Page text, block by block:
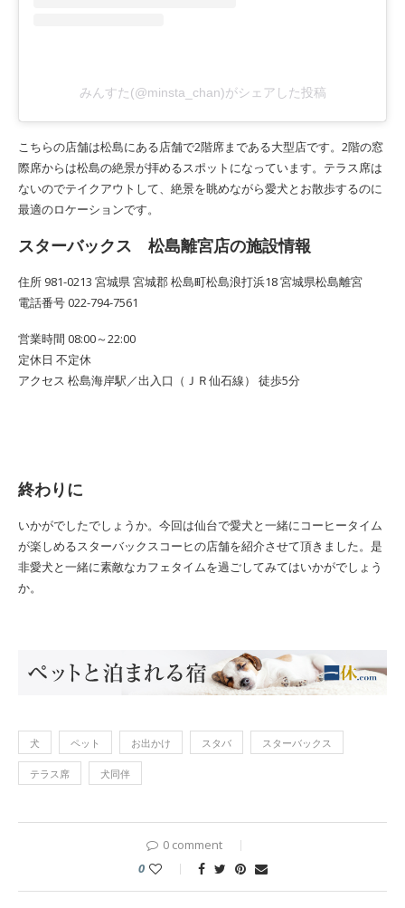
みんすた(@minsta_chan)がシェアした投稿
こちらの店舗は松島にある店舗で2階席まである大型店です。2階の窓
際席からは松島の絶景が拝めるスポットになっています。テラス席は
ないのでテイクアウトして、絶景を眺めながら愛犬とお散歩するのに
最適のロケーションです。
スターバックス 松島離宮店の施設情報
住所 981-0213 宮城県 宮城郡 松島町松島浪打浜18 宮城県松島離宮
電話番号 022-794-7561
営業時間 08:00～22:00
定休日 不定休
アクセス 松島海岸駅／出入口（ＪＲ仙石線） 徒歩5分
終わりに
いかがでしたでしょうか。今回は仙台で愛犬と一緒にコーヒータイム
が楽しめるスターバックスコーヒの店舗を紹介させて頂きました。是
非愛犬と一緒に素敵なカフェタイムを過ごしてみてはいかがでしょう
か。
犬 ペット お出かけ スタバ スターバックス
テラス席 犬同伴
0 comment
0